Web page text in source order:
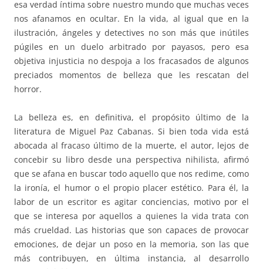
esa verdad íntima sobre nuestro mundo que muchas veces
nos afanamos en ocultar. En la vida, al igual que en la
ilustración, ángeles y detectives no son más que inútiles
púgiles en un duelo arbitrado por payasos, pero esa
objetiva injusticia no despoja a los fracasados de algunos
preciados momentos de belleza que les rescatan del
horror.
La belleza es, en definitiva, el propósito último de la
literatura de Miguel Paz Cabanas. Si bien toda vida está
abocada al fracaso último de la muerte, el autor, lejos de
concebir su libro desde una perspectiva nihilista, afirmó
que se afana en buscar todo aquello que nos redime, como
la ironía, el humor o el propio placer estético. Para él, la
labor de un escritor es agitar conciencias, motivo por el
que se interesa por aquellos a quienes la vida trata con
más crueldad. Las historias que son capaces de provocar
emociones, de dejar un poso en la memoria, son las que
más contribuyen, en última instancia, al desarrollo